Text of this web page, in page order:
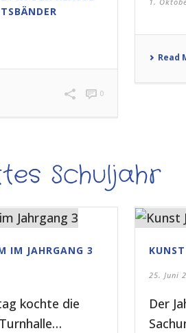
0
Read
Schuljahr
IM JAHRGANG 3
kochte die
25. Juni
Der